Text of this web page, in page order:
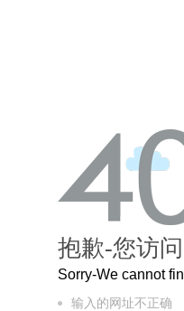
抱歉-您访
Sorry-We cannot
输入的网址不正确